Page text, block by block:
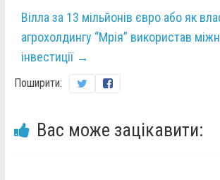
Вілла за 13 мільйонів євро або як
агрохолдингу “Мрія” використав
інвестиції →
Поширити:
Вас може зацікавити: